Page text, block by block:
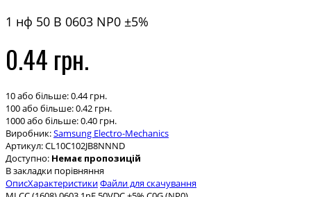
1 нф 50 В 0603 NP0 ±5%
0.44 грн.
10 або більше: 0.44 грн.
100 або більше: 0.42 грн.
1000 або більше: 0.40 грн.
Виробник:Samsung Electro-Mechanics
Артикул:CL10C102JB8NNND
Доступно: Немає пропозицій
В закладки порівняння
ОписХарактеристикиФайли для скачування